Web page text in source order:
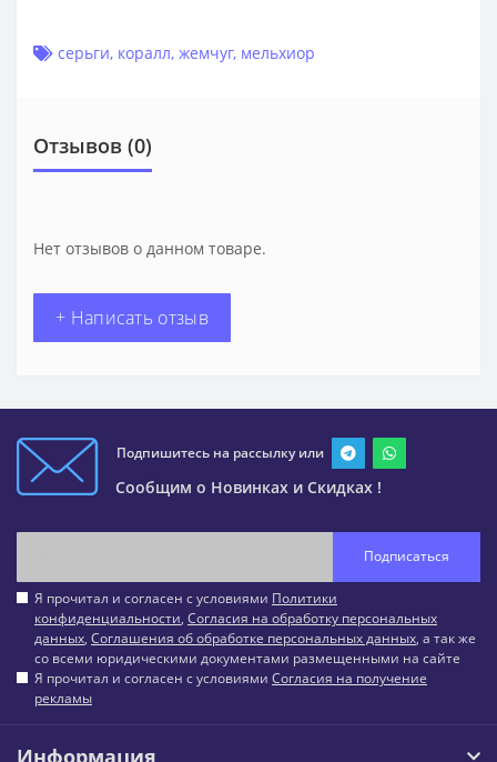
серьги, коралл, жемчуг, мельхиор
Отзывов (0)
Нет отзывов о данном товаре.
+ Написать отзыв
Подпишитесь на рассылку или
Сообщим о Новинках и Скидках !
Подписаться
Я прочитал и согласен с условиями Политики
конфиденциальности, Согласия на обработку персональных
данных, Соглашения об обработке персональных данных, а так же
со всеми юридическими документами размещенными на сайте
Я прочитал и согласен с условиями Согласия на получение
рекламы
Информация